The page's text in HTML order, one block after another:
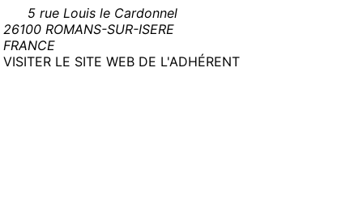
5 rue Louis le Cardonnel
26100 ROMANS-SUR-ISERE
FRANCE
VISITER LE SITE WEB DE L'ADHÉRENT(NOUVELLE